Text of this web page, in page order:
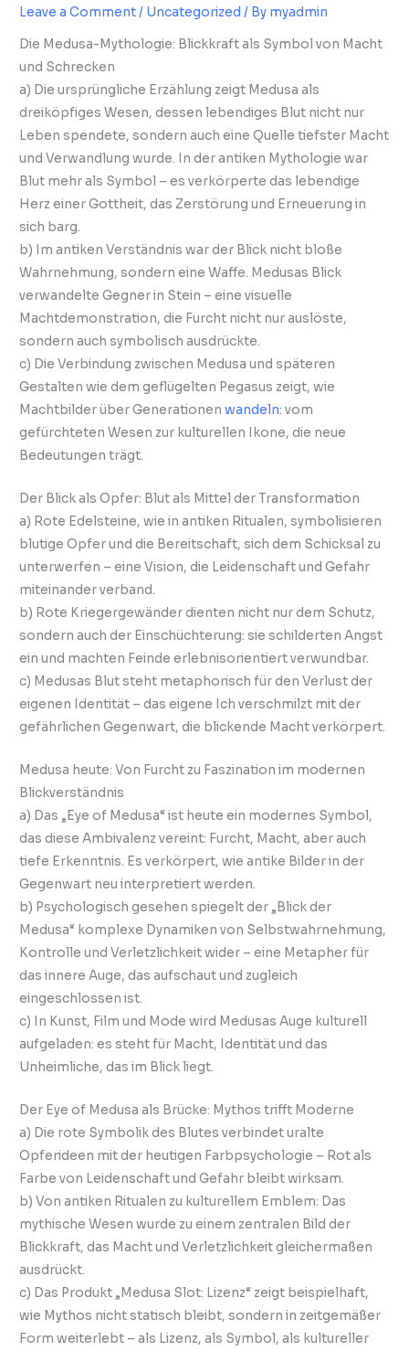
Leave a Comment/ Uncategorized / By myadmin
Die Medusa-Mythologie: Blickkraft als Symbol von Macht
und Schrecken
a) Die ursprüngliche Erzählung zeigt Medusa als
dreiköpfiges Wesen, dessen lebendiges Blut nicht nur
Leben spendete, sondern auch eine Quelle tiefster Macht
und Verwandlung wurde. In der antiken Mythologie war
Blut mehr als Symbol – es verkörperte das lebendige
Herz einer Gottheit, das Zerstörung und Erneuerung in
sich barg.
b) Im antiken Verständnis war der Blick nicht bloße
Wahrnehmung, sondern eine Waffe. Medusas Blick
verwandelte Gegner in Stein – eine visuelle
Machtdemonstration, die Furcht nicht nur auslöste,
sondern auch symbolisch ausdrückte.
c) Die Verbindung zwischen Medusa und späteren
Gestalten wie dem geflügelten Pegasus zeigt, wie
Machtbilder über Generationenwandeln: vom
gefürchteten Wesen zur kulturellen Ikone, die neue
Bedeutungen trägt.
Der Blick als Opfer: Blut als Mittel der Transformation
a) Rote Edelsteine, wie in antiken Ritualen, symbolisieren
blutige Opfer und die Bereitschaft, sich dem Schicksal zu
unterwerfen – eine Vision, die Leidenschaft und Gefahr
miteinander verband.
b) Rote Kriegergewänder dienten nicht nur dem Schutz,
sondern auch der Einschüchterung: sie schilderten Angst
ein und machten Feinde erlebnisorientiert verwundbar.
c) Medusas Blut steht metaphorisch für den Verlust der
eigenen Identität – das eigene Ich verschmilzt mit der
gefährlichen Gegenwart, die blickende Macht verkörpert.
Medusa heute: Von Furcht zu Faszination im modernen
Blickverständnis
a) Das „Eye of Medusa“ ist heute ein modernes Symbol,
das diese Ambivalenz vereint: Furcht, Macht, aber auch
tiefe Erkenntnis. Es verkörpert, wie antike Bilder in der
Gegenwart neu interpretiert werden.
b) Psychologisch gesehen spiegelt der „Blick der
Medusa“ komplexe Dynamiken von Selbstwahrnehmung,
Kontrolle und Verletzlichkeit wider – eine Metapher für
das innere Auge, das aufschaut und zugleich
eingeschlossen ist.
c) In Kunst, Film und Mode wird Medusas Auge kulturell
aufgeladen: es steht für Macht, Identität und das
Unheimliche, das im Blick liegt.
Der Eye of Medusa als Brücke: Mythos trifft Moderne
a) Die rote Symbolik des Blutes verbindet uralte
Opferideen mit der heutigen Farbpsychologie – Rot als
Farbe von Leidenschaft und Gefahr bleibt wirksam.
b) Von antiken Ritualen zu kulturellem Emblem: Das
mythische Wesen wurde zu einem zentralen Bild der
Blickkraft, das Macht und Verletzlichkeit gleichermaßen
ausdrückt.
c) Das Produkt „Medusa Slot: Lizenz“ zeigt beispielhaft,
wie Mythos nicht statisch bleibt, sondern in zeitgemäßer
Form weiterlebt – als Lizenz, als Symbol, als kultureller